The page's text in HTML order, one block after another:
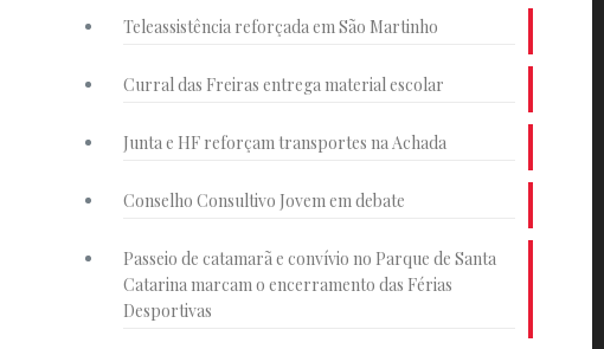
Teleassistência reforçada em São Martinho
Curral das Freiras entrega material escolar
Junta e HF reforçam transportes na Achada
Conselho Consultivo Jovem em debate
Passeio de catamarã e convívio no Parque de Santa
Catarina marcam o encerramento das Férias
Desportivas